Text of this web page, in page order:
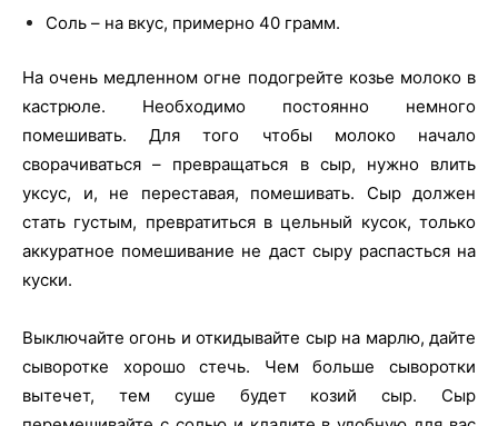
Соль – на вкус, примерно 40 грамм.
На очень медленном огне подогрейте козье молоко в
кастрюле. Необходимо постоянно немного
помешивать. Для того чтобы молоко начало
сворачиваться – превращаться в сыр, нужно влить
уксус, и, не переставая, помешивать. Сыр должен
стать густым, превратиться в цельный кусок, только
аккуратное помешивание не даст сыру распасться на
куски.
Выключайте огонь и откидывайте сыр на марлю, дайте
сыворотке хорошо стечь. Чем больше сыворотки
вытечет, тем суше будет козий сыр. Сыр